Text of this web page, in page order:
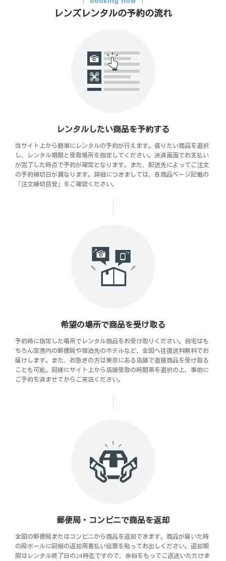
レンズレンタルの予約の流れ
レンタルしたい商品を予約する
当サイト上から簡単にレンタルの予約が行えます。借りたい商品を選択
し、レンタル期間と受取場所を指定してください。決済画面でお支払い
が完了した時点で予約が確定となります。また、配送先によってご注文
の予約締切日が異なります。詳細につきましては、各商品ページ記載の
「注文締切目安」をご確認ください。
希望の場所で商品を受け取る
予約時に指定した場所でレンタル商品をお受け取りください。自宅はも
ちろん空港内の郵便局や宿泊先のホテルなど、全国へ往復送料無料でお
届けします。また、お急ぎの方は東京にある店舗で直接商品を受け取る
ことも可能。同様にサイト上から店舗受取の時間帯を選択の上、事前に
ご予約を済ませてからご来店ください。
郵便局・コンビニで商品を返却
全国の郵便局またはコンビニから商品を返却できます。商品が届いた時
の段ボールに同梱の返却用着払い伝票を貼ってお出しください。返却期
限はレンタル終了日の24時迄ですので、余裕をもってご返送いただけま